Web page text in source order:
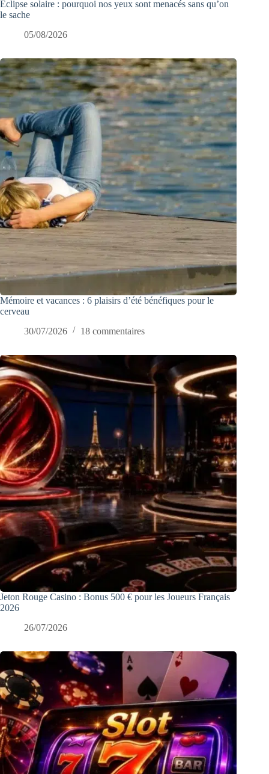
Éclipse solaire : pourquoi nos yeux sont menacés sans qu’on
le sache
05/08/2026
Mémoire et vacances : 6 plaisirs d’été bénéfiques pour le
cerveau
30/07/2026
18 commentaires
Jeton Rouge Casino : Bonus 500 € pour les Joueurs Français
2026
26/07/2026